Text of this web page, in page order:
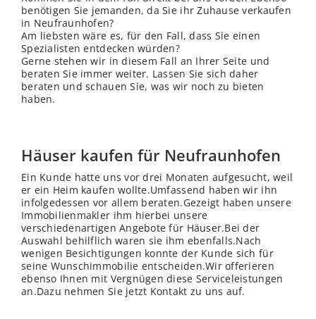
benötigen Sie jemanden, da Sie ihr Zuhause verkaufen
in Neufraunhofen?
Am liebsten wäre es, für den Fall, dass Sie einen
Spezialisten entdecken würden?
Gerne stehen wir in diesem Fall an Ihrer Seite und
beraten Sie immer weiter. Lassen Sie sich daher
beraten und schauen Sie, was wir noch zu bieten
haben.
Häuser kaufen für Neufraunhofen
Ein Kunde hatte uns vor drei Monaten aufgesucht, weil
er ein Heim kaufen wollte.Umfassend haben wir ihn
infolgedessen vor allem beraten.Gezeigt haben unsere
Immobilienmakler ihm hierbei unsere
verschiedenartigen Angebote für Häuser.Bei der
Auswahl behilflich waren sie ihm ebenfalls.Nach
wenigen Besichtigungen konnte der Kunde sich für
seine Wunschimmobilie entscheiden.Wir offerieren
ebenso Ihnen mit Vergnügen diese Serviceleistungen
an.Dazu nehmen Sie jetzt Kontakt zu uns auf.